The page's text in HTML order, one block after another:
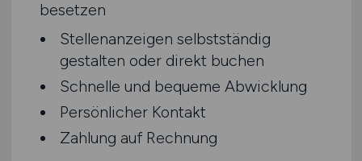
besetzen
Stellenanzeigen selbstständig
gestalten oder direkt buchen
Schnelle und bequeme Abwicklung
Persönlicher Kontakt
Zahlung auf Rechnung